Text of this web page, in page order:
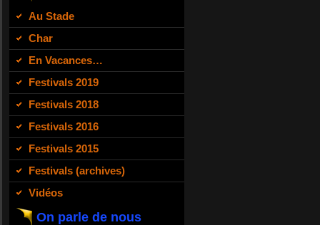
Au Stade
Char
En Vacances…
Festivals 2019
Festivals 2018
Festivals 2016
Festivals 2015
Festivals (archives)
Vidéos
On parle de nous